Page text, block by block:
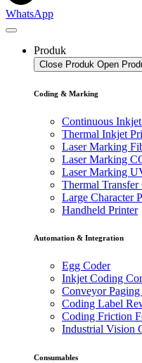
WhatsApp
Produk
Close Produk Open
Coding & Marking
Continuous
Thermal Inkjet
Laser Marking
Laser Marking
Laser Marking
Thermal
Large Character
Handheld Printer
Automation & Integration
Egg Coder
Inkjet Coding
Conveyor
Coding Label
Coding Friction
Industrial Vision
Consumables